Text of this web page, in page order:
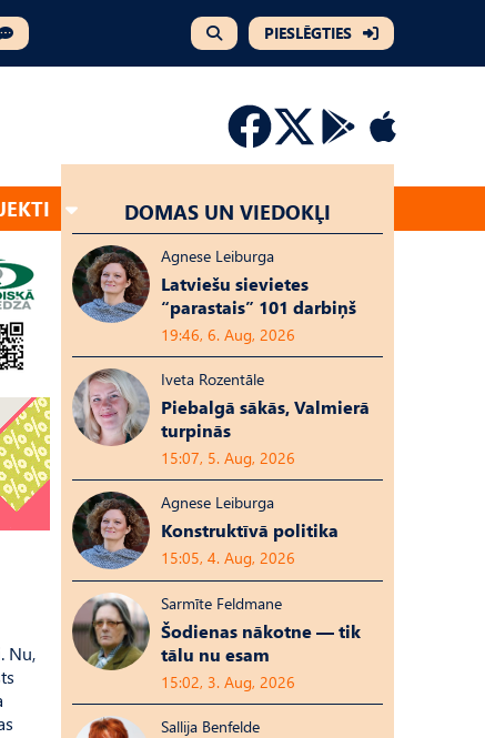
PIESLĒGTIES
Nu,
DOMAS UN VIEDOKĻI
Agnese Leiburga
Latviešu sievietes
“parastais” 101 darbiņš
19:46, 6. Aug, 2026
Iveta Rozentāle
Piebalgā sākās, Valmierā
turpinās
15:07, 5. Aug, 2026
Agnese Leiburga
Konstruktīvā politika
15:05, 4. Aug, 2026
Sarmīte Feldmane
Šodienas nākotne — tik
tālu nu esam
15:02, 3. Aug, 2026
Sallija Benfelde